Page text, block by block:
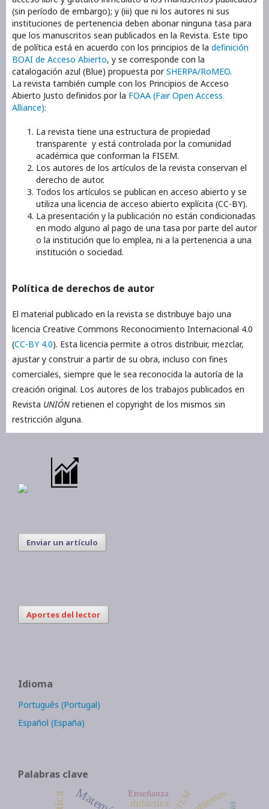
(sin período de embargo); y (iii) que ni los autores ni sus
instituciones de pertenencia deben abonar ninguna tasa para
que los manuscritos sean publicados en la Revista. Este tipo
de política está en acuerdo con los principios de la definición
BOAI de Acceso Abierto, y se corresponde con la
catalogación azul (Blue) propuesta porSHERPA/RoMEO.
La revista también cumple con los Principios de Acceso
Abierto Justo definidos por la FOAA (Fair Open Access
Alliance):
La revista tiene una estructura de propiedad
transparente y está controlada por la comunidad
académica que conforman la FISEM.
Los autores de los artículos de la revista conservan el
derecho de autor.
Todos los artículos se publican en acceso abierto y se
utiliza una licencia de acceso abierto explícita (CC-BY).
La presentación y la publicación no están condicionadas
en modo alguno al pago de una tasa por parte del autor
o la institución que lo emplea, ni a la pertenencia a una
institución o sociedad.
Política de derechos de autor
El material publicado en la revista se distribuye bajo una
licencia Creative Commons Reconocimiento Internacional 4.0
(CC-BY 4.0). Esta licencia permite a otros distribuir, mezclar,
ajustar y construir a partir de su obra, incluso con fines
comerciales, siempre que le sea reconocida la autoría de la
creación original. Los autores de los trabajos publicados en
Revista UNIÓN retienen el copyright de los mismos sin
restricción alguna.
Enviar un artículo
Aportes del lector
Idioma
Português (Portugal)
Español (España)
Palabras clave
didáctica
Enseñanza STEM